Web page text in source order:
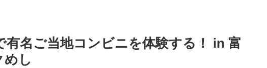
有名ご当地コンビニを体験する！ in 富
めし